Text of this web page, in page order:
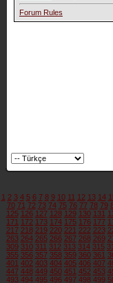
Forum Rules
1 2 3 4 5 6 7 8 9 10 11 12 13 14
70 71 72 73 74 75 76 77 78 79
125 126 127 128 129 130 131
171 172 173 174 175 176 177
217 218 219 220 221 222 223
263 264 265 266 267 268 269
309 310 311 312 313 314 315
355 356 357 358 359 360 361
401 402 403 404 405 406 407
447 448 449 450 451 452 453
493 494 495 496 497 498 499